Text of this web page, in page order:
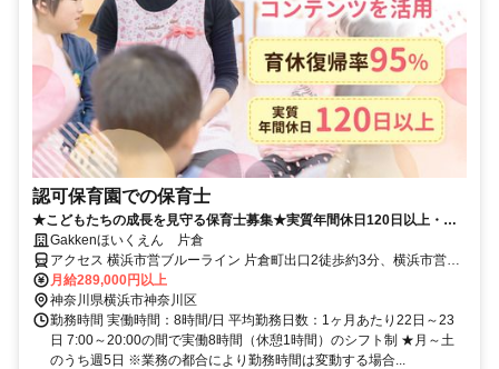
認可保育園での保育士
★こどもたちの成長を見守る保育士募集★実質年間休日120日以上・育
休復帰率95%！学研グループの保育園で、一人ひとりに寄り添う保育を
実践できます♪あなたの細やかな気配りが未来を育む保育士のお仕事で
す！
Gakkenほいくえん 片倉
アクセス 横浜市営ブルーライン 片倉町出口2徒歩約3分、横浜市営ブ
ルーライン 三ッ沢上町2番口徒歩約21分、横浜市営ブルーライン 岸
根公園1番口徒歩約22分
月給289,000円以上
神奈川県横浜市神奈川区
勤務時間 実働時間：8時間/日 平均勤務日数：1ヶ月あたり22日～23
日 7:00～20:00の間で実働8時間（休憩1時間）のシフト制 ★月～土
のうち週5日 ※業務の都合により勤務時間は変動する場合...